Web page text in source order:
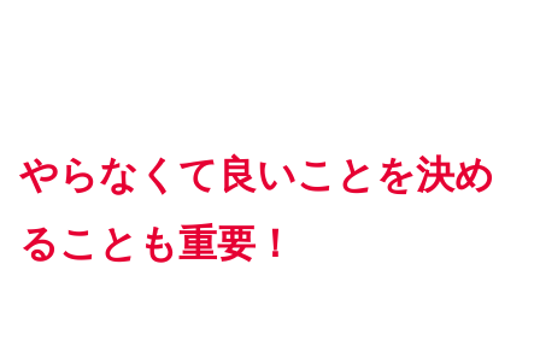
やらなくて良いことを決め
ることも重要！